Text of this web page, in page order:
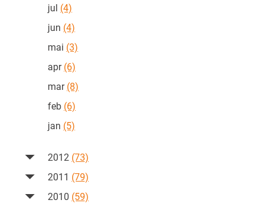
jul (4)
jun (4)
mai (3)
apr(6)
mar(8)
feb (6)
jan (5)
2012 (73)
2011 (79)
2010 (59)